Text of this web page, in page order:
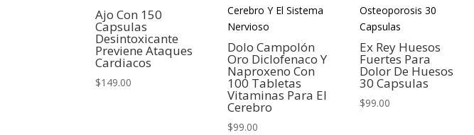
Ajo Con 150
Capsulas
Desintoxicante
Previene Ataques
Cardiacos
$149.00
Dolo Campolón
Oro Diclofenaco Y
Naproxeno Con
100 Tabletas
Vitaminas Para El
Cerebro
$99.00
Ex Rey Huesos
Fuertes Para
Dolor De Huesos
30 Capsulas
$99.00